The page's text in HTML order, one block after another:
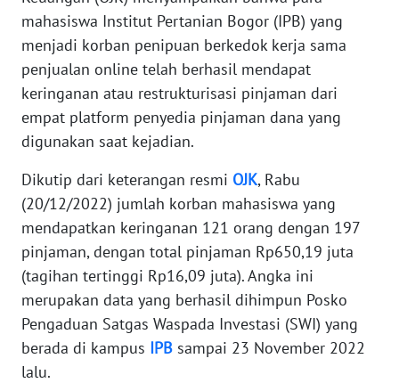
mahasiswa Institut Pertanian Bogor (IPB) yang
menjadi korban penipuan berkedok kerja sama
penjualan online telah berhasil mendapat
keringanan atau restrukturisasi pinjaman dari
empat platform penyedia pinjaman dana yang
digunakan saat kejadian.
Dikutip dari keterangan resmi OJK, Rabu
(20/12/2022) jumlah korban mahasiswa yang
mendapatkan keringanan 121 orang dengan 197
pinjaman, dengan total pinjaman Rp650,19 juta
(tagihan tertinggi Rp16,09 juta). Angka ini
merupakan data yang berhasil dihimpun Posko
Pengaduan Satgas Waspada Investasi (SWI) yang
berada di kampus IPB sampai 23 November 2022
lalu.
Informasi
INDEKS
BERITA
KONTAK
KAMI
INFO
IKLAN
TENTANG
KAMI
PEDOMAN
MEDIA
SIBER